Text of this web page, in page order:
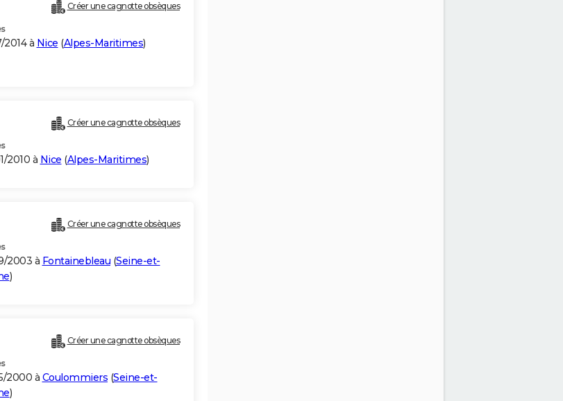
Créer une cagnotte obsèques
2014 à Nice (Alpes-Maritimes)
Créer une cagnotte obsèques
2010 à Nice (Alpes-Maritimes)
Créer une cagnotte obsèques
2003 à Fontainebleau (Seine-et-
)
Créer une cagnotte obsèques
2000 à Coulommiers (Seine-et-
)